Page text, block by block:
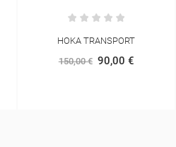
HOKA TRANSPORT
150,00 € 90,00 €